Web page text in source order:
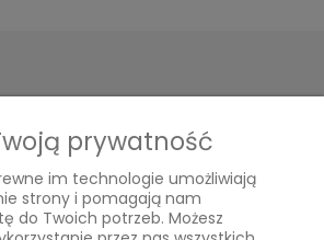
prywatność
im technologie umożliwiają
strony i pomagają nam
do Twoich potrzeb. Możesz